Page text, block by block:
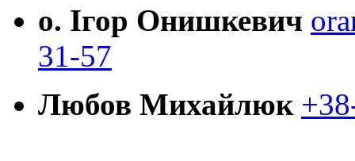
о. Ігор Онишкевич
31-57
Любов Михайлюк